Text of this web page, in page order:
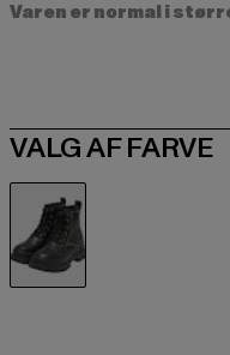
Varen er normal i
VALG AF FARVE